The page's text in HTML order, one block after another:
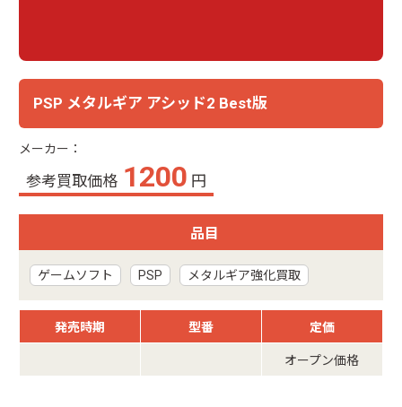
PSP メタルギア アシッド2 Best版
メーカー：
参考買取価格 1200 円
品目
ゲームソフト PSP メタルギア強化買取
発売時期 型番 定価
オープン価格